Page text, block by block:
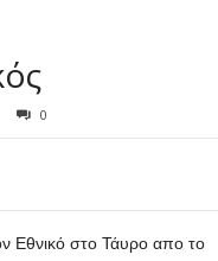
0
Εθνικό στο Τάυρο απο το